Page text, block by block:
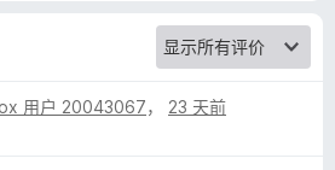
用户 20043067， 23 天前